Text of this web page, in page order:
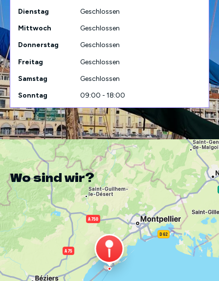
Dienstag Geschlossen
Mittwoch Geschlossen
Donnerstag Geschlossen
Freitag Geschlossen
Samstag Geschlossen
Sonntag 09:00 - 18:00
Wo sind wir?